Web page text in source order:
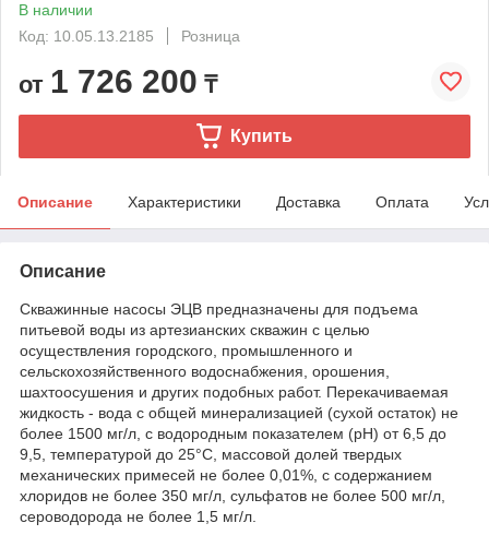
В наличии
Код: 10.05.13.2185
Розница
от 1 726 200 ₸
Купить
Описание Характеристики Доставка Оплата
Описание
Скважинные насосы ЭЦВ предназначены для подъема
питьевой воды из артезианских скважин с целью
осуществления городского, промышленного и
сельскохозяйственного водоснабжения, орошения,
шахтоосушения и других подобных работ. Перекачиваемая
жидкость - вода с общей минерализацией (сухой остаток) не
более 1500 мг/л, с водородным показателем (рН) от 6,5 до
9,5, температурой до 25°С, массовой долей твердых
механических примесей не более 0,01%, с содержанием
хлоридов не более 350 мг/л, сульфатов не более 500 мг/л,
сероводорода не более 1,5 мг/л.